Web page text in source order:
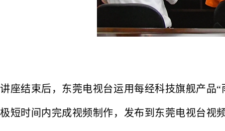
讲座结束后，东莞电视台运用每经科技旗舰产品
极短时间内完成视频制作，发布到东莞电视台视